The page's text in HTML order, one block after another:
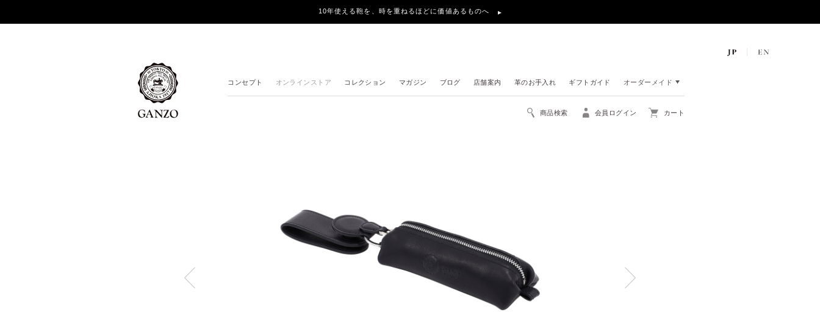
10年使える鞄を、時を重ねるほどに価値あるものへ
コンセプト オンラインストア コレクション マガジン ブログ 店舗案内 革のお手入れ ギフトガイド オーダーメイド
商品検索 会員ログイン カート